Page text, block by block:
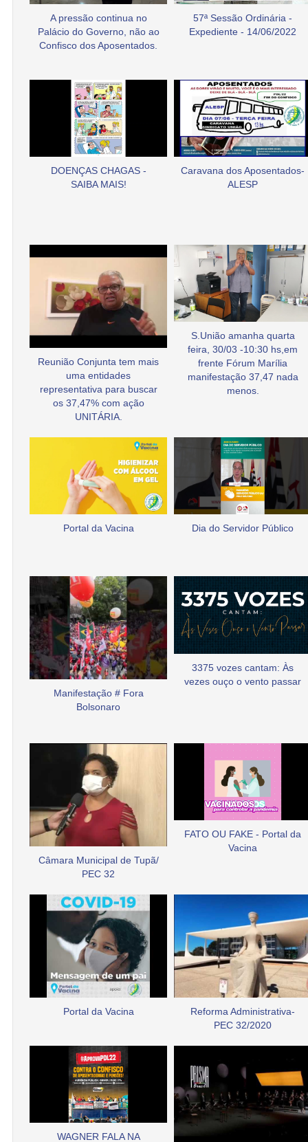
A pressão continua no
Palácio do Governo, não ao
Confisco dos Aposentados.
57ª Sessão Ordinária -
Expediente - 14/06/2022
DOENÇAS CHAGAS -
SAIBA MAIS!
Caravana dos Aposentados-
ALESP
Reunião Conjunta tem mais
uma entidades
representativa para buscar
os 37,47% com ação
UNITÁRIA.
S.União amanha quarta
feira, 30/03 -10:30 hs,em
frente Fórum Marília
manifestação 37,47 nada
menos.
Portal da Vacina Dia do Servidor Público
Manifestação # Fora
Bolsonaro
3375 vozes cantam: Às
vezes ouço o vento passar
Câmara Municipal de Tupã/
PEC 32
FATO OU FAKE - Portal da
Vacina
Portal da Vacina
Reforma Administrativa-
PEC 32/2020
WAGNER FALA NA